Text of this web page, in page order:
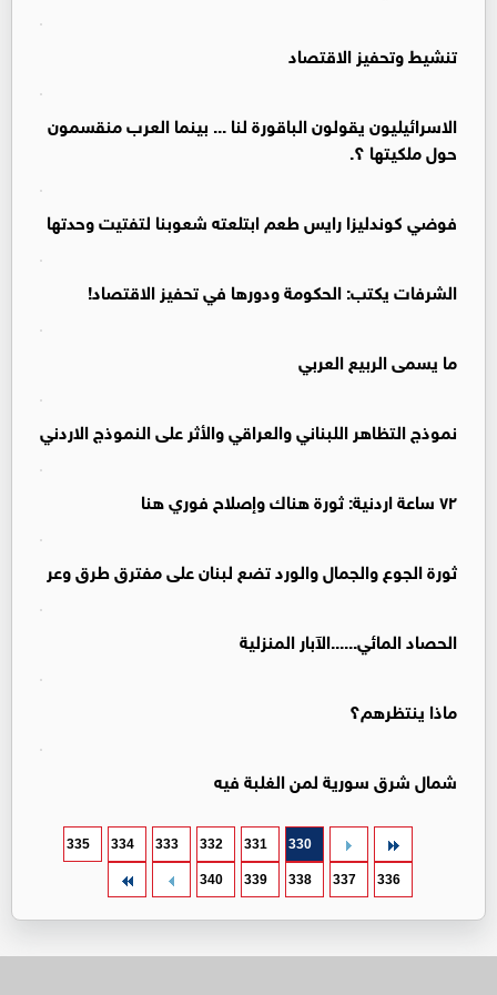
تنشيط وتحفيز الاقتصاد
الاسرائيليون يقولون الباقورة لنا ... بينما العرب منقسمون
حول ملكيتها ؟.
فوضي كوندليزا رايس طعم ابتلعته شعوبنا لتفتيت وحدتها
الشرفات يكتب: الحكومة ودورها في تحفيز الاقتصاد!
ما يسمى الربيع العربي
نموذج التظاهر اللبناني والعراقي والأثر على النموذج الاردني
٧٢ ساعة اردنية: ثورة هناك وإصلاح فوري هنا
ثورة الجوع والجمال والورد تضع لبنان على مفترق طرق وعر
الحصاد المائي......الآبار المنزلية
ماذا ينتظرهم؟
شمال شرق سورية لمن الغلبة فيه
330
331
332
333
334
335
336
337
338
339
340